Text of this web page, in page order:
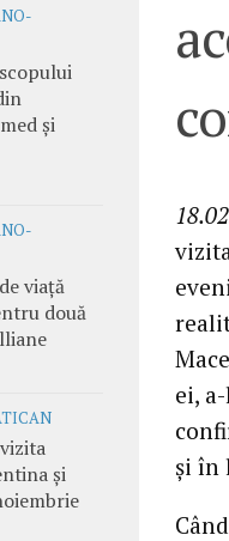
ei,
și în
și
viață
două
și